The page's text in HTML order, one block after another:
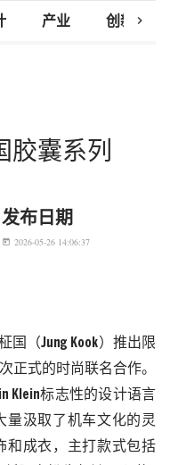
产业 创新研究
chevron_right
胶囊系列
发布日期
today 2026-05-26 14:06:37
国（Jung Kook ）推出限
正式的时尚联名合作。
Klein标志性的设计语言
量汲取了机车文化的灵
和成衣，主打款式包括